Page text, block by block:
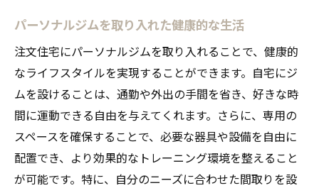
パーソナルジムを取り入れた健康的な生活
注文住宅にパーソナルジムを取り入れることで、健康的
なライフスタイルを実現することができます。自宅にジ
ムを設けることは、通勤や外出の手間を省き、好きな時
間に運動できる自由を与えてくれます。さらに、専用の
スペースを確保することで、必要な器具や設備を自由に
配置でき、より効果的なトレーニング環境を整えること
が可能です。特に、自分のニーズに合わせた間取りを設